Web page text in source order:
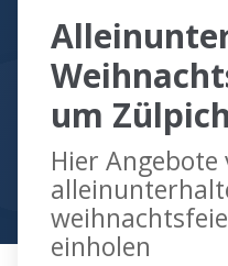
um Zülpich
Hier Angebote
einholen